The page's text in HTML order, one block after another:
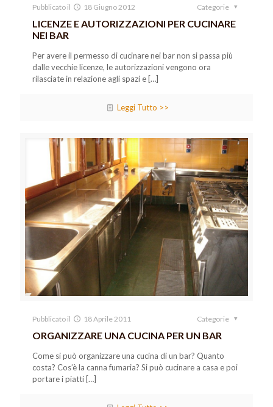
Pubblicato il 18 Giugno 2012 Categorie
LICENZE E AUTORIZZAZIONI PER CUCINARE
NEI BAR
Per avere il permesso di cucinare nei bar non si passa più
dalle vecchie licenze, le autorizzazioni vengono ora
rilasciate in relazione agli spazi e […]
Leggi Tutto >>
Pubblicato il 18 Aprile 2011 Categorie
ORGANIZZARE UNA CUCINA PER UN BAR
Come si può organizzare una cucina di un bar? Quanto
costa? Cos’è la canna fumaria? Si può cucinare a casa e poi
portare i piatti […]